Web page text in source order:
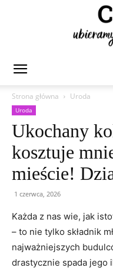
Strona główna
Uroda
Uroda
Ukochany
kosztuje
mieście!
1 czerwca, 2026
Każda z nas wie, jak
– to nie tylko składnik
najważniejszych
drastycznie spada jego